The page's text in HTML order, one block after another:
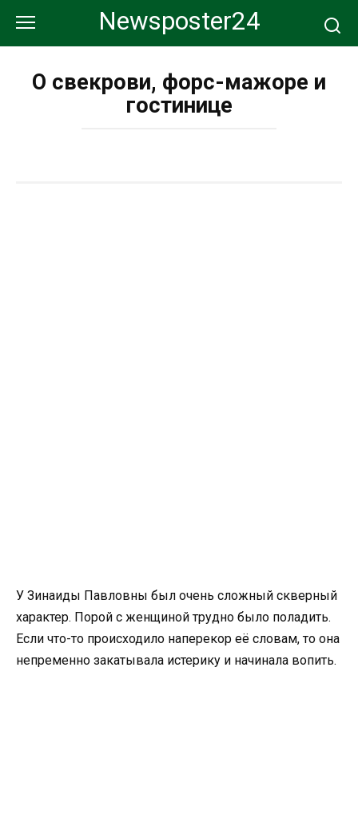
контенту
Newsposter24
О свекрови, форс-мажоре и
гостинице
У Зинаиды Павловны был очень сложный скверный
характер. Порой с женщиной трудно было поладить.
Если что-то происходило наперекор её словам, то она
непременно закатывала истерику и начинала вопить.